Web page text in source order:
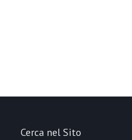
Cerca nel Sito